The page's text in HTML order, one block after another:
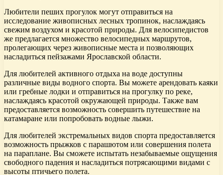
Любители пеших прогулок могут отправиться на
исследование живописных лесных тропинок, наслаждаясь
свежим воздухом и красотой природы. Для велосипедистов
же предлагается множество велосипедных маршрутов,
пролегающих через живописные места и позволяющих
насладиться пейзажами Ярославской области.
Для любителей активного отдыха на воде доступны
различные виды водного спорта. Вы можете арендовать каяки
или гребные лодки и отправиться на прогулку по реке,
наслаждаясь красотой окружающей природы. Также вам
предоставляется возможность совершить путешествие на
катамаране или попробовать водные лыжи.
Для любителей экстремальных видов спорта предоставляется
возможность прыжков с парашютом или совершения полета
на параплане. Вы сможете испытать незабываемые ощущения
свободного падения и насладиться потрясающими видами с
высоты птичьего полета.